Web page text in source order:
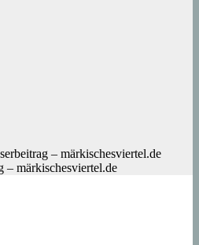
– märkischesviertel.de
– märkischesviertel.de